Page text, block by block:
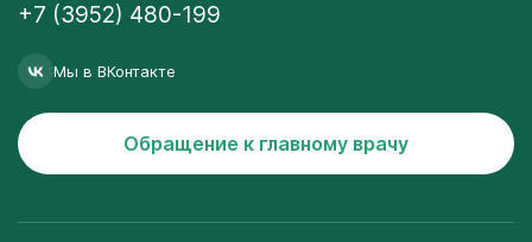
+7 (3952) 480-199
Мы в ВКонтакте
Обращение к главному врачу